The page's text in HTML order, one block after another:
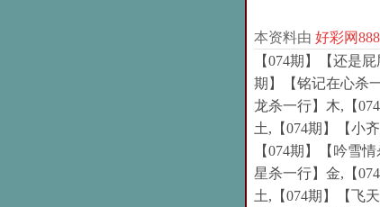
本资料由 好彩网
【074期】【还是
期】【铭记在心杀
龙杀一行】木,【
土,【074期】【小
【074期】【吟雪
星杀一行】金,【
土,【074期】【飞